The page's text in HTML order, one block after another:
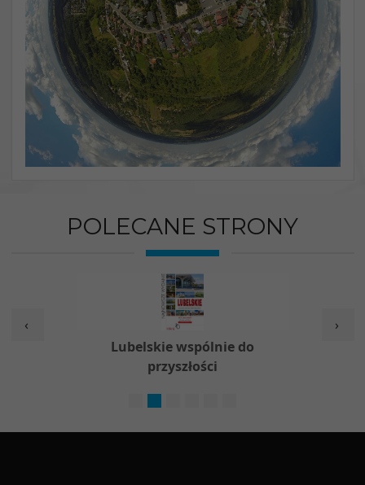
POLECANE STRONY
Lubelskie wspólnie do
przyszłości
‹ ›